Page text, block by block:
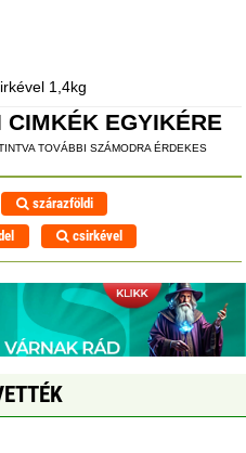
1,4kg
EGYIKÉRE
TOVÁBBI SZÁMODRA ÉRDEKES
szárazföldi
csirkével